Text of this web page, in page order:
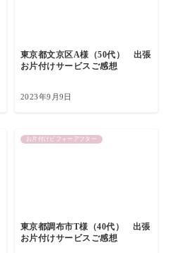
東京都文京区A様（50代） 出張
お片付けサービスご感想
2023年9月9日
お片付けビフォーアフター
東京都調布市T様（40代） 出張
お片付けサービスご感想